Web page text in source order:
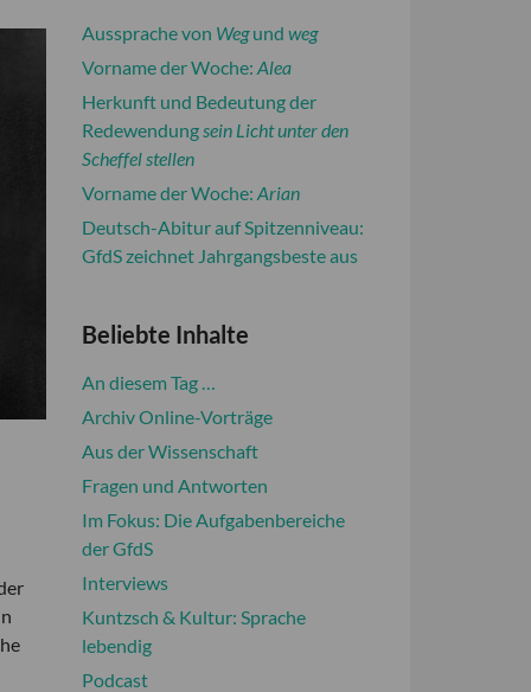
Aussprache von Wegund weg
Vorname der Woche: Alea
Herkunft und Bedeutung der
Redewendungsein Licht unter den
Scheffel stellen
Vorname der Woche: Arian
Deutsch-Abitur auf Spitzenniveau:
GfdS zeichnet Jahrgangsbeste aus
Beliebte Inhalte
An diesem Tag …
Archiv Online-Vorträge
Aus der Wissenschaft
Fragen und Antworten
Im Fokus: Die Aufgabenbereiche
der GfdS
Interviews
Kuntzsch & Kultur: Sprache
lebendig
Podcast